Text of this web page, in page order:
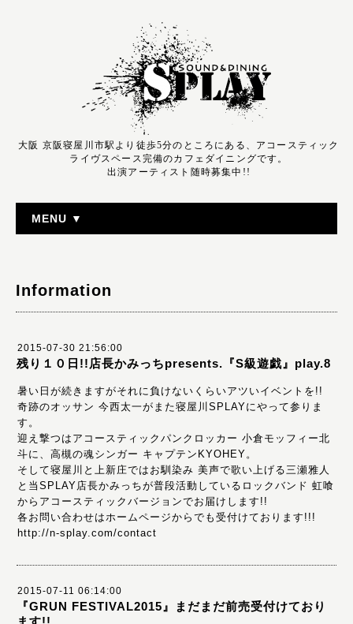
大阪 京阪寝屋川市駅より徒歩5分のところにある、アコースティック
ライヴスペース完備のカフェダイニングです。
出演アーティスト随時募集中!!
MENU ▼
Information
2015-07-30 21:56:00
残り１０日!!店長かみっちpresents.『S級遊戯』play.8
暑い日が続きますがそれに負けないくらいアツいイベントを!!
奇跡のオッサン 今西太一がまた寝屋川SPLAYにやって参りま
す。
迎え撃つはアコースティックパンクロッカー 小倉モッフィー北
斗に、高槻の魂シンガー キャプテンKYOHEY。
そして寝屋川と上新庄ではお馴染み 美声で歌い上げる三瀬雅人
と当SPLAY店長かみっちが普段活動しているロックバンド 虹喰
からアコースティックバージョンでお届けします!!
各お問い合わせはホームページからでも受付けております!!!
http://n-splay.com/contact
2015-07-11 06:14:00
『GRUN FESTIVAL2015』まだまだ前売受付けており
ます!!